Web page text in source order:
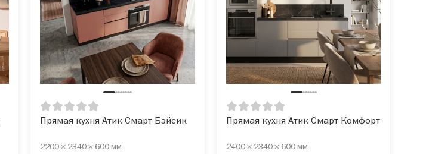
Прямая кухня Атик Смарт Бэйсик
2200 × 2340 × 600 мм
Прямая кухня Атик Смарт Комфорт
2400 × 2340 × 600 мм